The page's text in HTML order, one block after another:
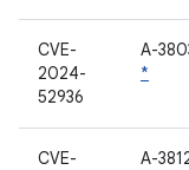
CVE-
2024-
52936
A-
*
CVE-
A-